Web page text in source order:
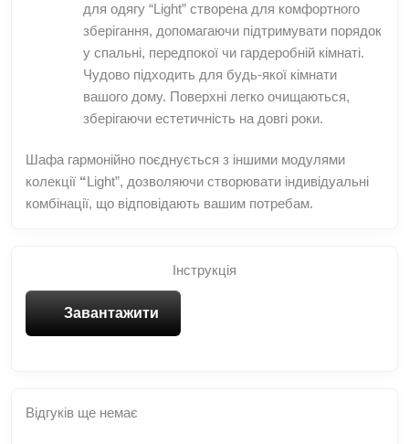
для одягу “Light” створена для комфортного
зберігання, допомагаючи підтримувати порядок
у спальні, передпокої чи гардеробній кімнаті.
Чудово підходить для будь-якої кімнати
вашого дому. Поверхні легко очищаються,
зберігаючи естетичність на довгі роки.
Шафа гармонійно поєднується з іншими модулями
колекції “Light”, дозволяючи створювати індивідуальні
комбінації, що відповідають вашим потребам.
Інструкція
Завантажити
Відгуків ще немає